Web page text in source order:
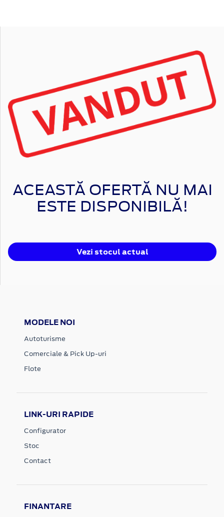
ACEASTĂ OFERTĂ NU MAI
ESTE DISPONIBILĂ!
Vezi stocul actual
MODELE NOI
Autoturisme
Comerciale & Pick Up-uri
Flote
LINK-URI RAPIDE
Configurator
Stoc
Contact
FINANTARE